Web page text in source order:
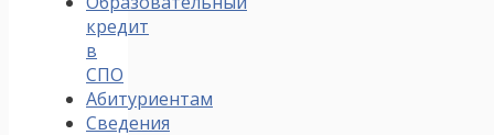
кредит
в
СПО
Абитуриентам
Сведения